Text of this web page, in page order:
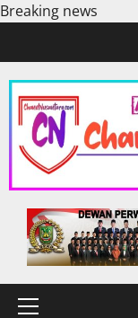
Breaking news
content